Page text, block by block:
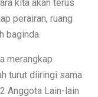
kita akan terus
perairan, ruang
baginda.
merangkap
turut diiringi sama
Anggota Lain-lain